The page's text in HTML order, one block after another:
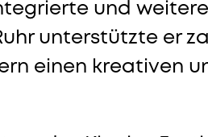
und
unterstützte er
einen kreativen